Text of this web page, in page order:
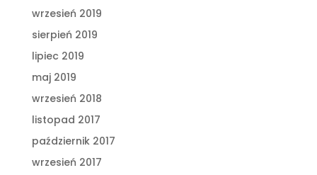
wrzesień 2019
sierpień 2019
lipiec 2019
maj 2019
wrzesień 2018
listopad 2017
październik 2017
wrzesień 2017